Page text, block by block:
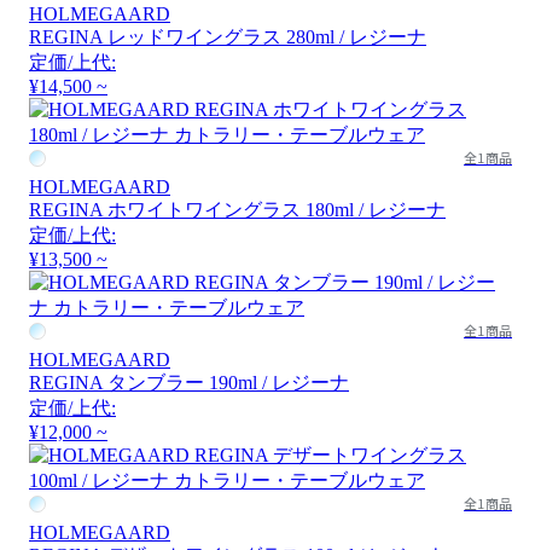
HOLMEGAARD
REGINA レッドワイングラス 280ml / レジーナ
定価/上代:
¥14,500 ~
全1商品
HOLMEGAARD
REGINA ホワイトワイングラス 180ml / レジーナ
定価/上代:
¥13,500 ~
全1商品
HOLMEGAARD
REGINA タンブラー 190ml / レジーナ
定価/上代:
¥12,000 ~
全1商品
HOLMEGAARD